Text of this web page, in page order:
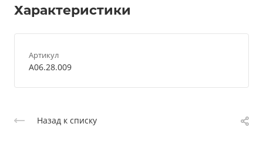
Характеристики
Артикул
A06.28.009
Назад к списку